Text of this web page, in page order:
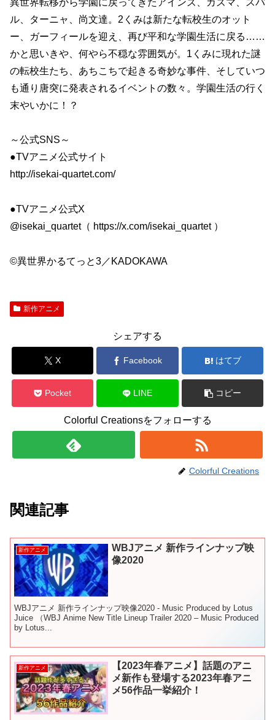
ル、ターニャ、尚文達。2くみは新たな転校生のオット
ー、ガーフィールを迎え、再び平和な学園生活に戻る……
かと思いきや、何やら不穏な雰囲気が。1くみに現れた謎
の転校生たち、あちこちで起きる奇妙な事件、そしていつ
も通り唐突に発表されるイベントの数々。学園生活の行く
末やいかに！？
～公式SNS～
●TVアニメ公式サイト
http://isekai-quartet.com/
●TVアニメ公式X
@isekai_quartet（ https://x.com/isekai_quartet ）
©異世界かるてっと3／KADOKAWA
新作アニメ
シェアする
X Facebook はてブ
Pocket LINE コピー
Colorful Creationsをフォローする
Colorful Creations
関連記事
新作アニメ
WBJアニメ 新作ラインナップ映
像2020
WBJアニメ 新作ラインナップ映像2020 - Music Produced by Lotus
Juice （WBJ Anime New Title Lineup Trailer 2020 – Music Produced
by Lotus...
新作アニメ
【2023年春アニメ】話題のアニ
メ新作も登場する2023年春アニ
メ56作品一挙紹介！